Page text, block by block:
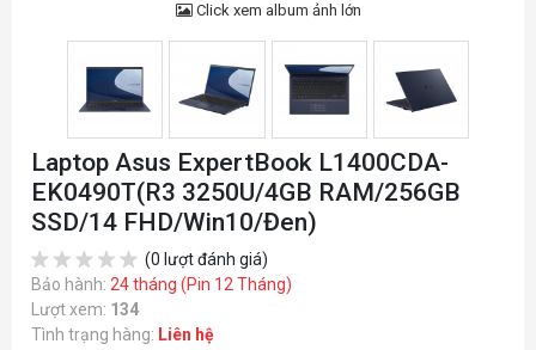
Click xem album ảnh lớn
Laptop Asus ExpertBook L1400CDA-
EK0490T(R3 3250U/4GB RAM/256GB
SSD/14 FHD/Win10/Đen)
(0 lượt đánh giá)
Bảo hành: 24 tháng (Pin 12 Tháng)
Lượt xem: 134
Tình trạng hàng: Liên hệ